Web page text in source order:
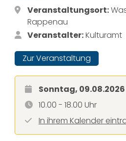
Veranstaltungsort:
Rappenau
Veranstalter:Kulturamt
Zur Veranstaltung
Sonntag, 09.08.2026
10.00 - 18.00 Uhr
In ihrem Kalender